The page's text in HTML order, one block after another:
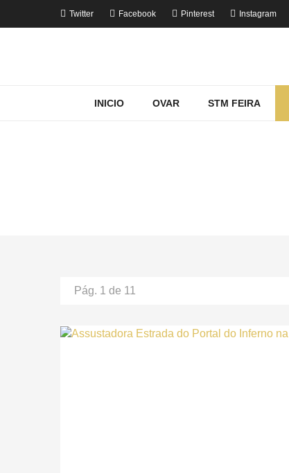
Twitter Facebook Pinterest Instagram
INICIO OVAR STM FEIRA
Pág. 1 de 11